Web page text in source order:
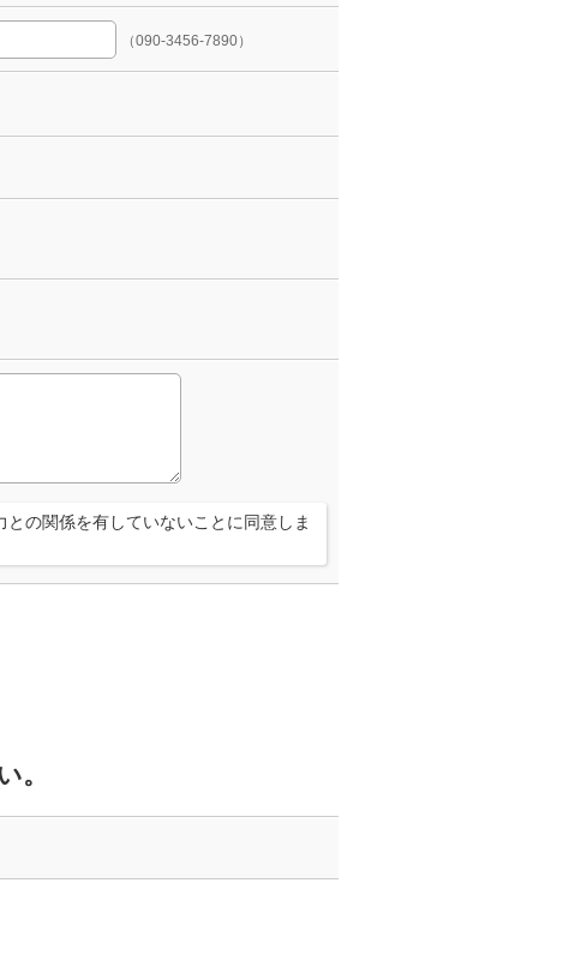
（090-3456-7890）
の関係を有していないことに同意しま
。